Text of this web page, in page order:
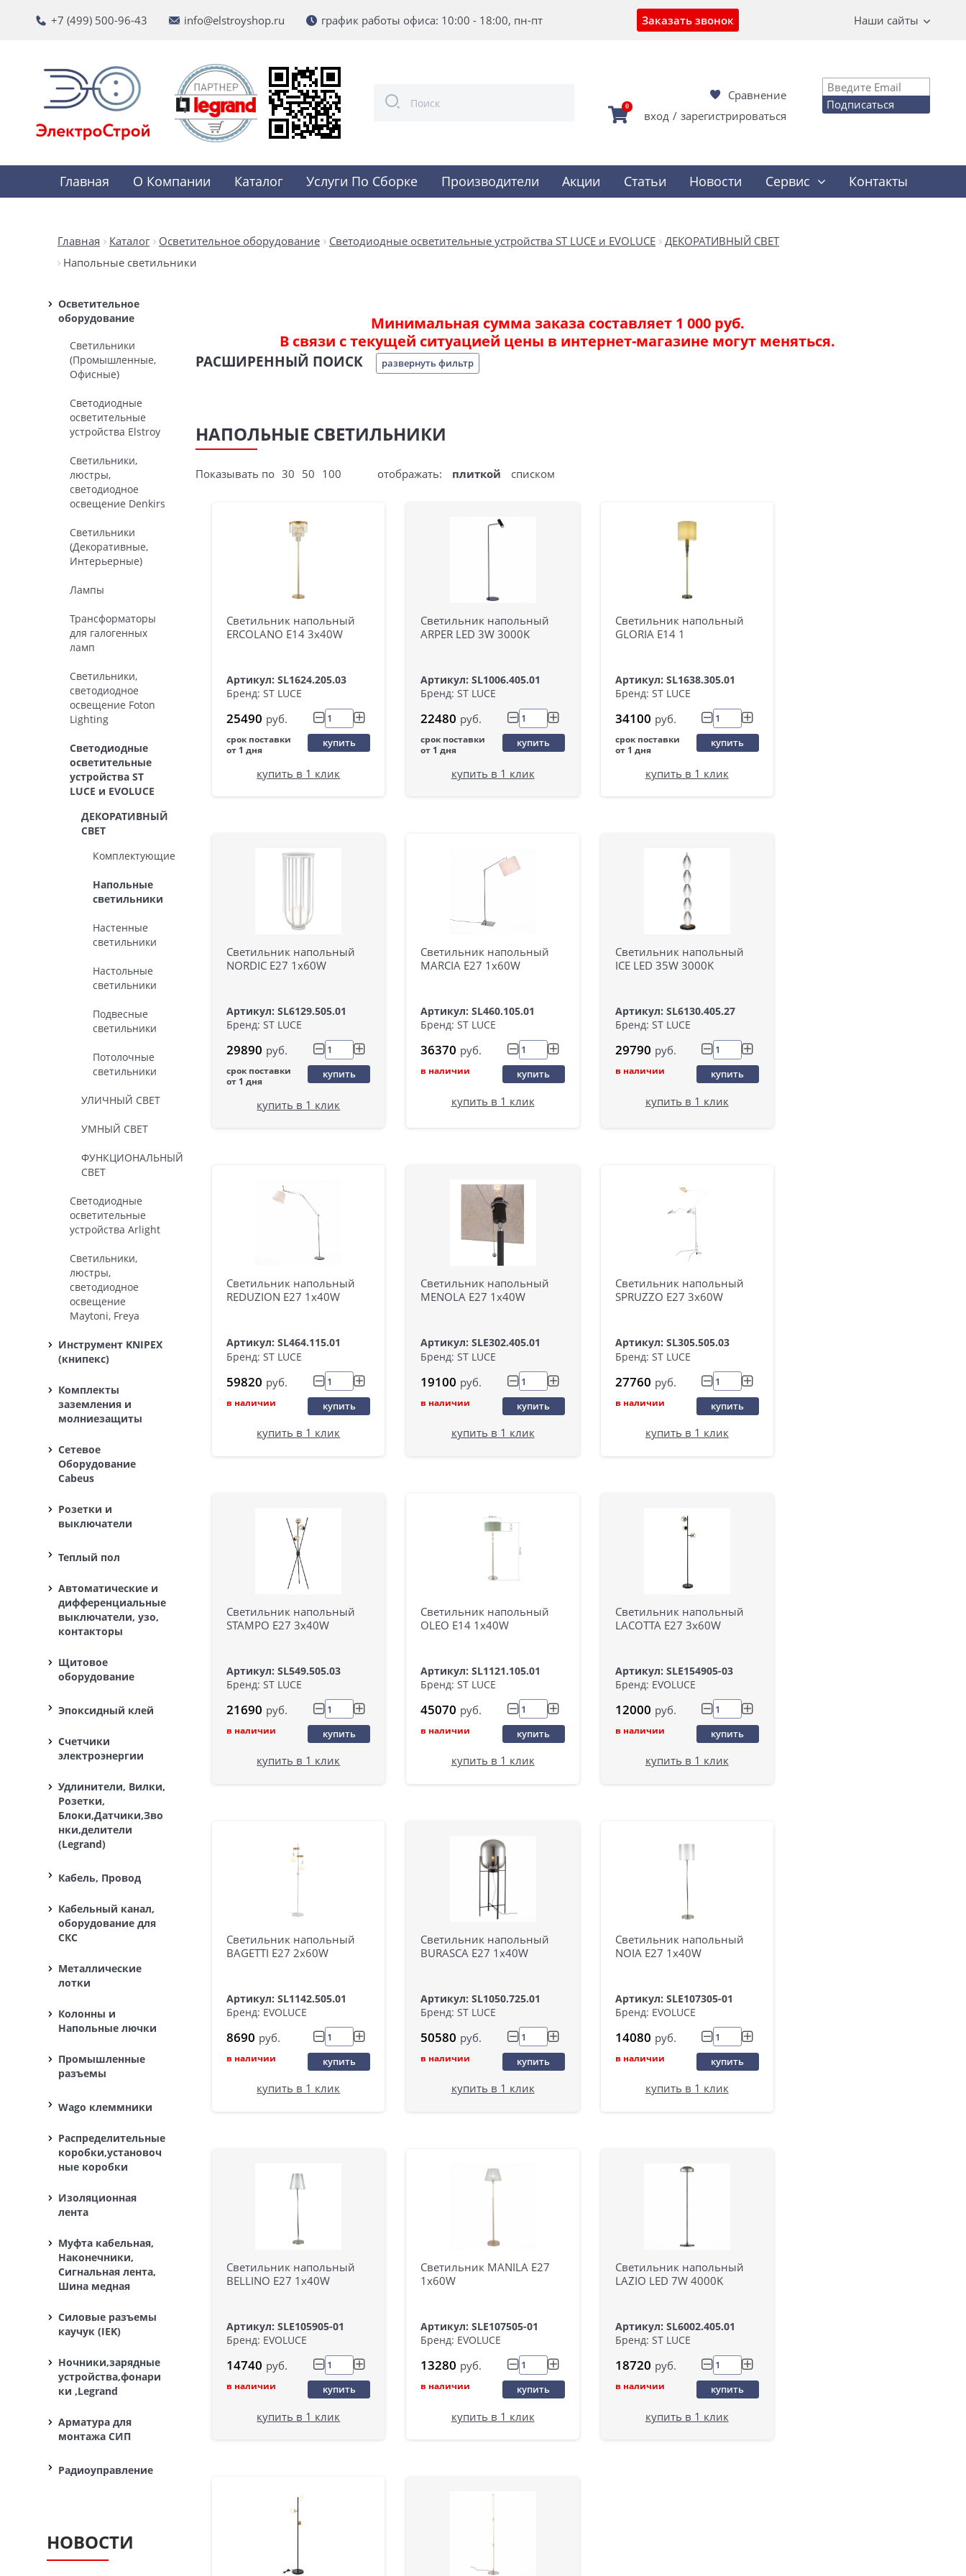
+7 (499) 500-96-43 info@elstroyshop.ru график работы офиса: 10:00 - 18:00, пн-пт Заказать звонок Наши сайты
Сравнение
0
вход / зарегистрироваться
Подписаться
Главная О Компании Каталог Услуги По Сборке Производители Акции Статьи Новости Сервис Контакты
Главная Каталог Осветительное оборудование Светодиодные осветительные устройства ST LUCE и EVOLUCE
ДЕКОРАТИВНЫЙ СВЕТ
Напольные светильники
Осветительное
оборудование
Светильники
(Промышленные,
Офисные)
Светодиодные
осветительные
устройства Elstroy
Светильники,
люстры,
светодиодное
освещение Denkirs
Светильники
(Декоративные,
Интерьерные)
Лампы
Трансформаторы
для галогенных
ламп
Светильники,
светодиодное
освещение Foton
Lighting
Светодиодные
осветительные
устройства ST
LUCE и EVOLUCE
ДЕКОРАТИВНЫЙ
СВЕТ
Комплектующие
Напольные
светильники
Настенные
светильники
Настольные
светильники
Подвесные
светильники
Потолочные
светильники
УЛИЧНЫЙ СВЕТ
УМНЫЙ СВЕТ
ФУНКЦИОНАЛЬНЫЙ
СВЕТ
Светодиодные
осветительные
устройства Arlight
Светильники,
люстры,
светодиодное
освещение
Maytoni, Freya
Инструмент KNIPEX
(книпекс)
Комплекты
заземления и
молниезащиты
Сетевое
Оборудование
Cabeus
Розетки и
выключатели
Теплый пол
Автоматические и
дифференциальные
выключатели, узо,
контакторы
Щитовое
оборудование
Эпоксидный клей
Счетчики
электроэнергии
Удлинители, Вилки,
Розетки,
Блоки,Датчики,Зво
нки,делители
(Legrand)
Кабель, Провод
Кабельный канал,
оборудование для
СКС
Металлические
лотки
Колонны и
Напольные лючки
Промышленные
разъемы
Wago клеммники
Распределительные
коробки,установоч
ные коробки
Изоляционная
лента
Муфта кабельная,
Наконечники,
Сигнальная лента,
Шина медная
Силовые разъемы
каучук (IEK)
Ночники,зарядные
устройства,фонари
ки ,Legrand
Арматура для
монтажа СИП
Радиоуправление
НОВОСТИ
Минимальная сумма заказа составляет 1 000 руб.
В связи с текущей ситуацией цены в интернет-магазине могут меняться.
РАСШИРЕННЫЙ ПОИСК развернуть фильтр
НАПОЛЬНЫЕ СВЕТИЛЬНИКИ
Показывать по 30 50 100 отображать: плиткой списком
Светильник напольный
ERCOLANO E14 3х40W
Артикул: SL1624.205.03
Бренд: ST LUCE
25490 руб.
срок поставки
от 1 дня
купить
купить в 1 клик
Светильник напольный
ARPER LED 3W 3000K
Артикул: SL1006.405.01
Бренд: ST LUCE
22480 руб.
срок поставки
от 1 дня
купить
купить в 1 клик
Светильник напольный
GLORIA E14 1
Артикул: SL1638.305.01
Бренд: ST LUCE
34100 руб.
срок поставки
от 1 дня
купить
купить в 1 клик
Светильник напольный
NORDIC E27 1х60W
Артикул: SL6129.505.01
Бренд: ST LUCE
29890 руб.
срок поставки
от 1 дня
купить
купить в 1 клик
Светильник напольный
MARCIA E27 1х60W
Артикул: SL460.105.01
Бренд: ST LUCE
36370 руб.
в наличии купить
купить в 1 клик
Светильник напольный
ICE LED 35W 3000K
Артикул: SL6130.405.27
Бренд: ST LUCE
29790 руб.
в наличии купить
купить в 1 клик
Светильник напольный
REDUZION E27 1х40W
Артикул: SL464.115.01
Бренд: ST LUCE
59820 руб.
в наличии купить
купить в 1 клик
Светильник напольный
MENOLA E27 1х40W
Артикул: SLE302.405.01
Бренд: ST LUCE
19100 руб.
в наличии купить
купить в 1 клик
Светильник напольный
SPRUZZO E27 3х60W
Артикул: SL305.505.03
Бренд: ST LUCE
27760 руб.
в наличии купить
купить в 1 клик
Светильник напольный
STAMPO E27 3х40W
Артикул: SL549.505.03
Бренд: ST LUCE
21690 руб.
в наличии купить
купить в 1 клик
Светильник напольный
OLEO E14 1х40W
Артикул: SL1121.105.01
Бренд: ST LUCE
45070 руб.
в наличии купить
купить в 1 клик
Светильник напольный
LACOTTA E27 3х60W
Артикул: SLE154905-03
Бренд: EVOLUCE
12000 руб.
в наличии купить
купить в 1 клик
Светильник напольный
BAGETTI E27 2х60W
Артикул: SL1142.505.01
Бренд: EVOLUCE
8690 руб.
в наличии купить
купить в 1 клик
Светильник напольный
BURASCA E27 1х40W
Артикул: SL1050.725.01
Бренд: ST LUCE
50580 руб.
в наличии купить
купить в 1 клик
Светильник напольный
NOIA E27 1х40W
Артикул: SLE107305-01
Бренд: EVOLUCE
14080 руб.
в наличии купить
купить в 1 клик
Светильник напольный
BELLINO E27 1х40W
Артикул: SLE105905-01
Бренд: EVOLUCE
14740 руб.
в наличии купить
купить в 1 клик
Светильник MANILA E27
1х60W
Артикул: SLE107505-01
Бренд: EVOLUCE
13280 руб.
в наличии купить
купить в 1 клик
Светильник напольный
LAZIO LED 7W 4000K
Артикул: SL6002.405.01
Бренд: ST LUCE
18720 руб.
в наличии купить
купить в 1 клик